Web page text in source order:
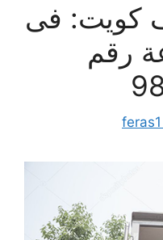
كويت: فى
ساعة رقم